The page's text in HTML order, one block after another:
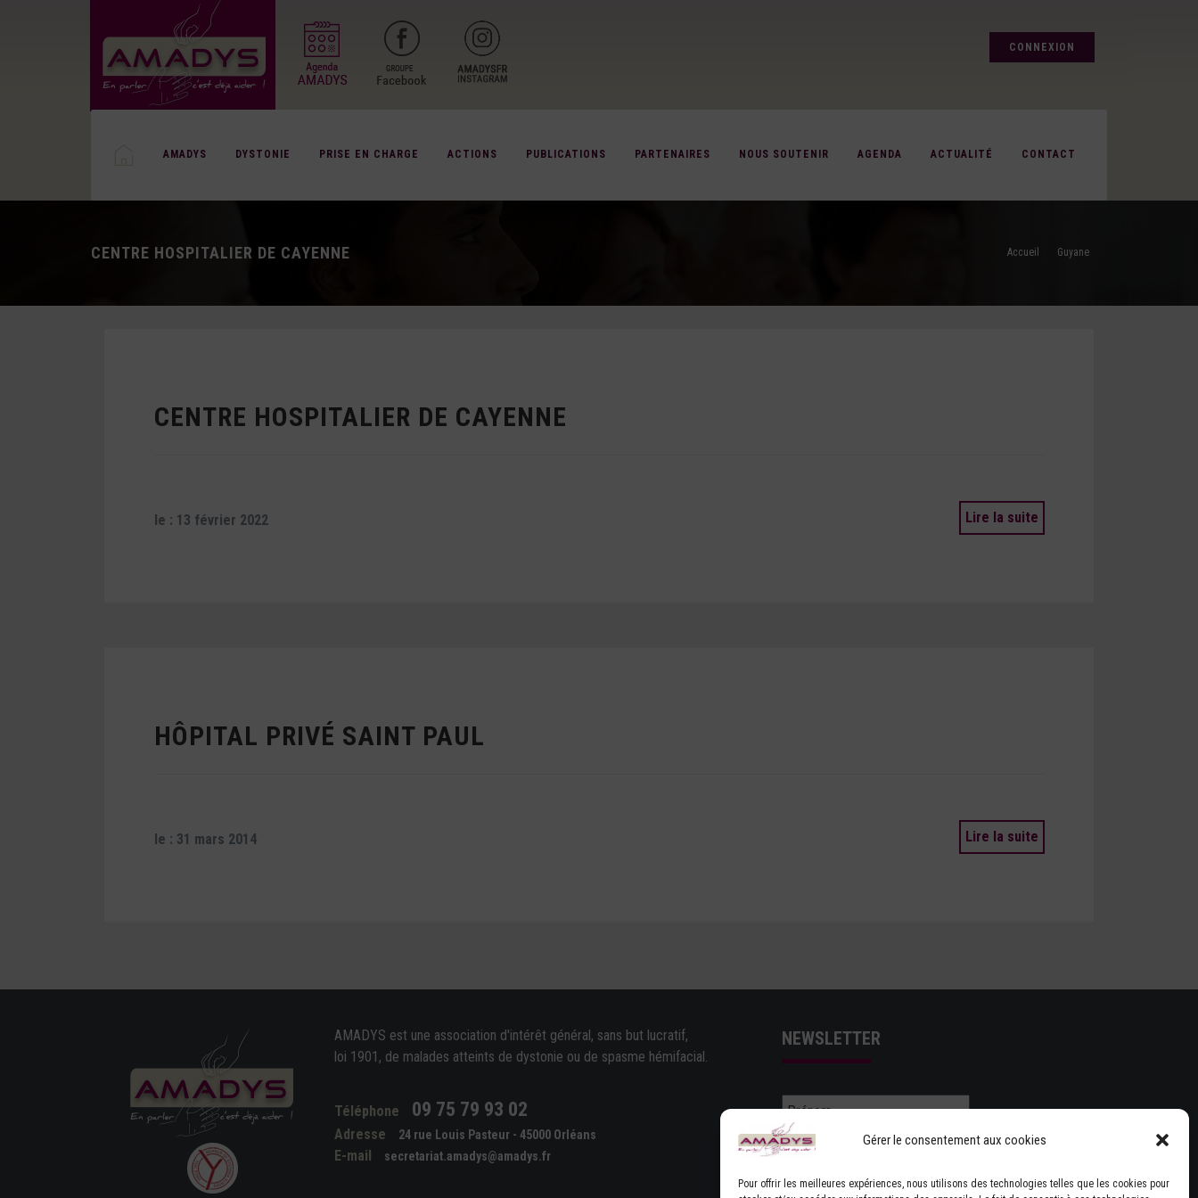
Gérer le consentement aux cookies
Pour offrir les meilleures expériences, nous utilisons des technologies telles que les cookies pour
CONNEXION
AMADYS DYSTONIE PRISE EN CHARGE ACTIONS PUBLICATIONS PARTENAIRES NOUS SOUTENIR AGENDA ACTUALITÉ CONTACT
CENTRE HOSPITALIER DE CAYENNE Accueil Guyane
CENTRE HOSPITALIER DE CAYENNE
le : 13 février 2022 Lire la suite
HÔPITAL PRIVÉ SAINT PAUL
le : 31 mars 2014 Lire la suite
AMADYS est une association d'intérêt général, sans but lucratif,
loi 1901, de malades atteints de dystonie ou de spasme hémifacial.
Téléphone 09 75 79 93 02
Adresse 24 rue Louis Pasteur - 45000 Orléans
E-mail secretariat.amadys@amadys.fr
NEWSLETTER